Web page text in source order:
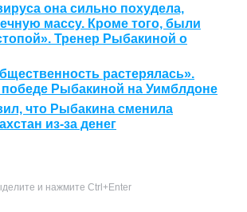
она сильно похудела,
массу. Кроме того, были
Тренер Рыбакиной о
растерялась».
Рыбакиной на Уимблдоне
что Рыбакина сменила
из-за денег
и нажмите Ctrl+Enter